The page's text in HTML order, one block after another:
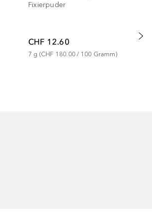
Fixierpuder
CHF 12.60
7 g (CHF 180.00 / 100 Gramm)